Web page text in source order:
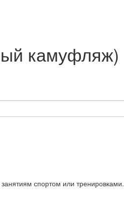
камуфляж)
спортом или тренировками.